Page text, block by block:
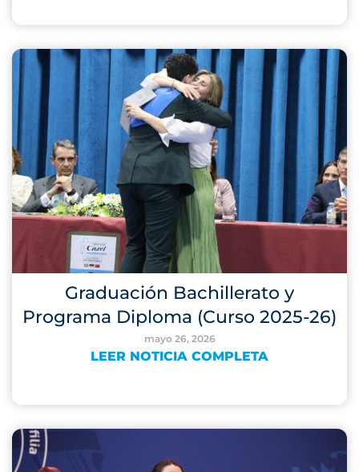
Graduación Bachillerato y
Programa Diploma (Curso 2025-26)
mayo 26, 2026
LEER NOTICIA COMPLETA